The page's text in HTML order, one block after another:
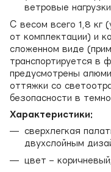
ветровые нагрузки.
С весом всего 1,8 кг
от комплектации) и
сложенном виде
транспортируется в
предусмотрены
оттяжки со
безопасности в
Характеристики:
сверхлегкая
двухслойным
цвет – коричневый;